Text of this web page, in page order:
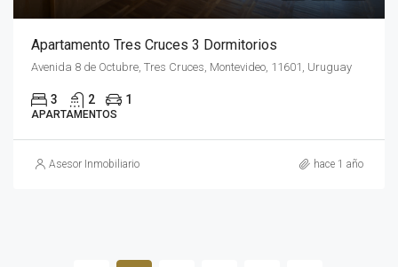
Apartamento Tres Cruces 3 Dormitorios
Avenida 8 de Octubre, Tres Cruces, Montevideo, 11601, Uruguay
3 2 1
APARTAMENTOS
Asesor Inmobiliario hace 1 año